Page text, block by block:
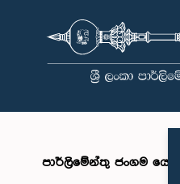
පාර්ලිමේන්තු ජංගම යෙදුම